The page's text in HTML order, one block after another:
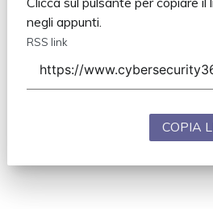
negli appunti.
RSS link
COPIA